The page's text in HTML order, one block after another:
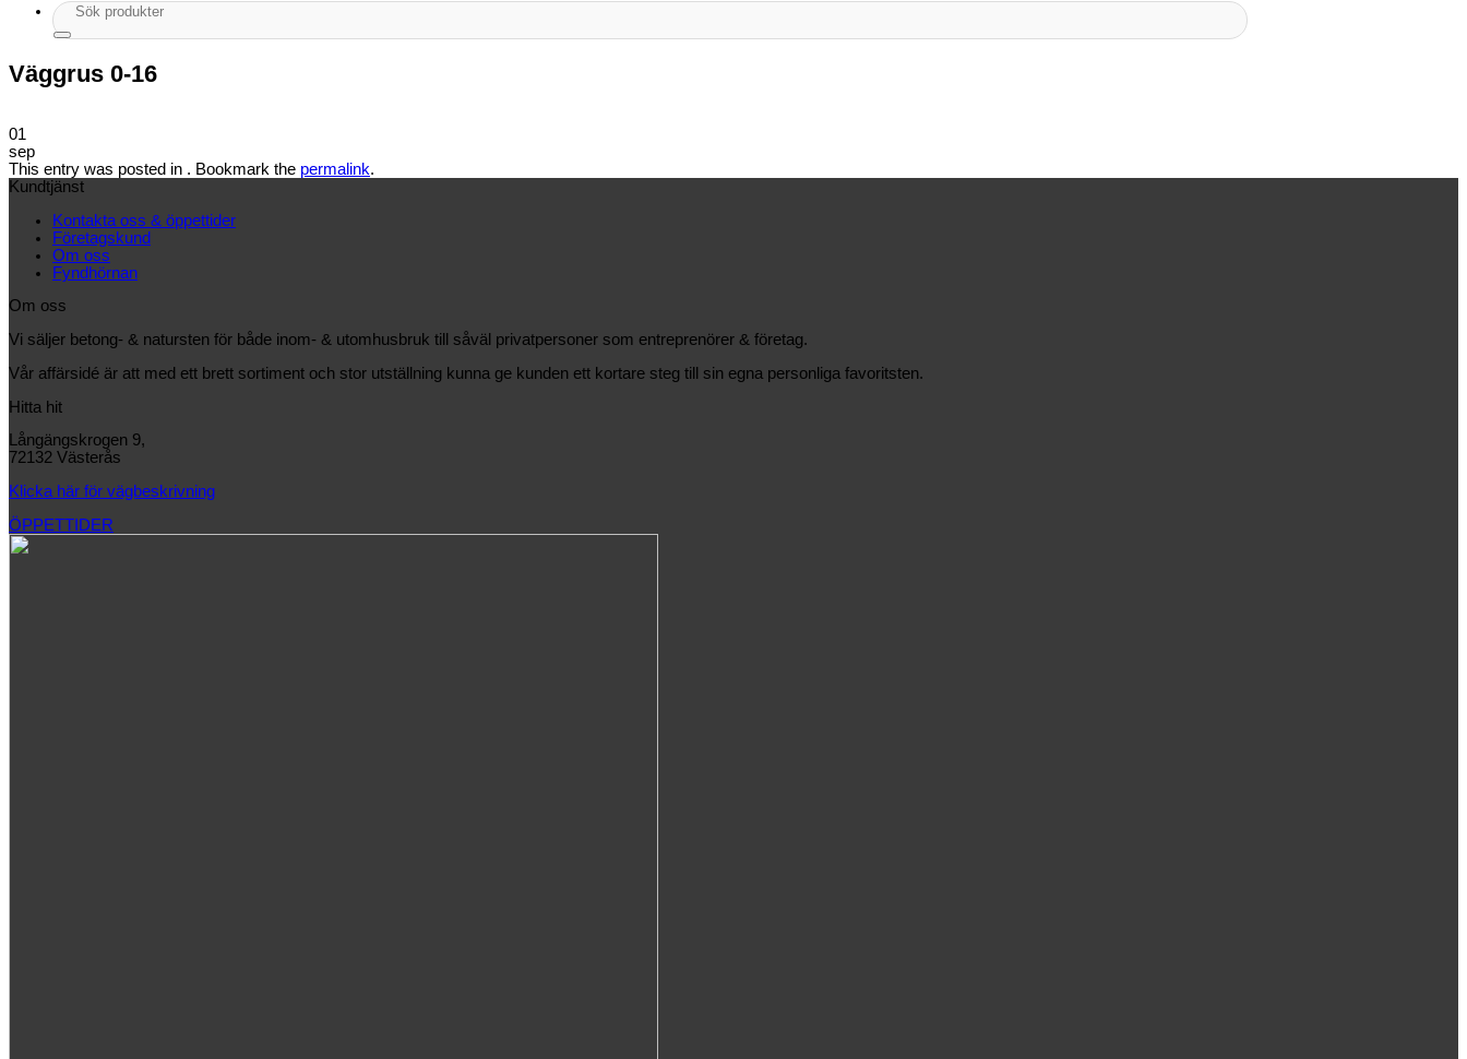
Sök
efter:
Väggrus 0-16
01
sep
This entry was posted in . Bookmark the permalink.
Kundtjänst
Kontakta oss & öppettider
Företagskund
Om oss
Fyndhörnan
Om oss
Vi säljer betong- & natursten för både inom- & utomhusbruk till såväl privatpersoner som entreprenörer & företag.
Vår affärsidé är att med ett brett sortiment och stor utställning kunna ge kunden ett kortare steg till sin egna personliga favoritsten.
Hitta hit
Långängskrogen 9,
72132 Västerås
Klicka här för vägbeskrivning
ÖPPETTIDER